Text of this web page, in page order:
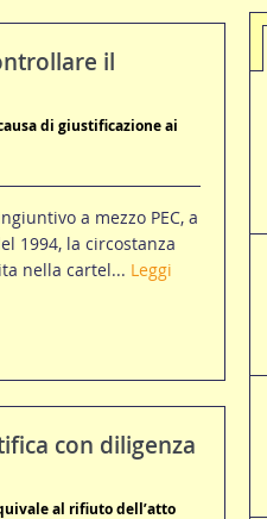
il
di giustificazione ai
a mezzo PEC, a
1994, la circostanza
nella cartel... Leggi
con diligenza
al rifiuto dell’atto